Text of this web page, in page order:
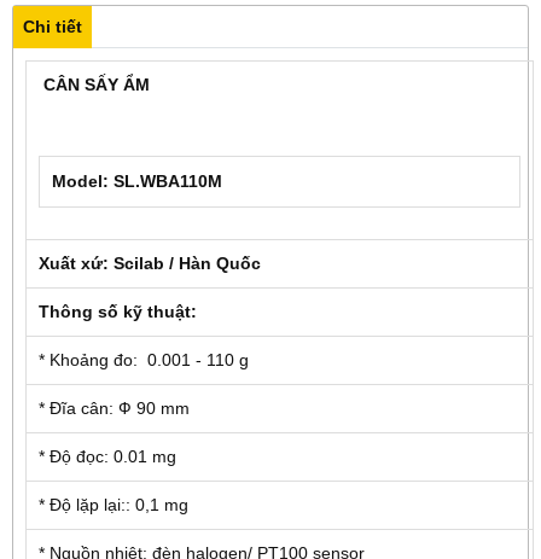
Chi tiết
CÂN SẤY ẨM
Model: SL.WBA110M
Xuất xứ: Scilab / Hàn Quốc
Thông số kỹ thuật:
* Khoảng đo: 0.001 - 110 g
* Đĩa cân: Ф 90 mm
* Độ đọc: 0.01 mg
* Độ lặp lại:: 0,1 mg
* Nguồn nhiệt: đèn halogen/ PT100 sensor